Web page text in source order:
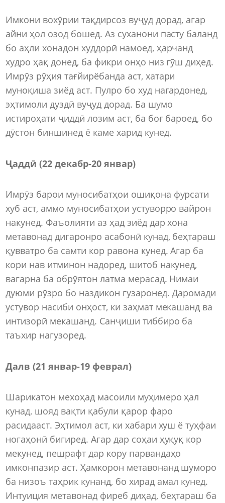
Имкони вохӯрии тақдирсоз вуҷуд дорад, агар
айни ҳол озод бошед. Аз суханони пасту баланд
бо аҳли хонадон худдорӣ намоед, ҳарчанд
худро ҳақ донед, ба фикри онҳо низ гӯш диҳед.
Имрӯз рӯҳия тағйирёбанда аст, хатари
муноқиша зиёд аст. Пулро бо худ нагардонед,
эҳтимоли дуздӣ вуҷуд дорад. Ба шумо
истироҳати ҷиддӣ лозим аст, ба боғ бароед, бо
дӯстон биншинед ё каме харид кунед.
Ҷаддӣ (22 декабр-20 январ)
Имрӯз барои муносибатҳои ошиқона фурсати
хуб аст, аммо муносибатҳои устуворро вайрон
накунед. Фаъолияти аз ҳад зиёд дар хона
метавонад дигаронро асабонӣ кунад, беҳтараш
қувватро ба самти кор равона кунед. Агар ба
кори нав итминон надоред, шитоб накунед,
вагарна ба обрӯятон латма мерасад. Нимаи
дуюми рӯзро бо наздикон гузаронед. Даромади
устувор насиби онҳост, ки заҳмат мекашанд ва
интизорӣ мекашанд. Санҷиши тиббиро ба
таъхир нагузоред.
Далв (21 январ-19 феврал)
Шарикатон мехоҳад масоили муҳимеро ҳал
кунад, шояд вақти қабули қарор фаро
расидааст. Эҳтимол аст, ки хабари хуш ё туҳфаи
ногаҳонӣ бигиред. Агар дар соҳаи ҳуқуқ кор
мекунед, пешрафт дар кору парвандаҳо
имконпазир аст. Ҳамкорон метавонанд шуморо
ба низоъ таҳрик кунанд, бо хирад амал кунед.
Интуиция метавонад фиреб диҳад, беҳтараш ба